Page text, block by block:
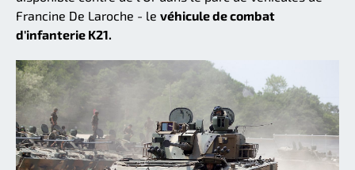
Francine De Laroche - le véhicule de combat
d'infanterie K21.